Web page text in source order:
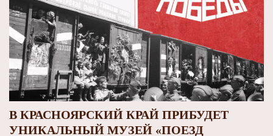
В КРАСНОЯРСКИЙ КРАЙ ПРИБУДЕТ
УНИКАЛЬНЫЙ МУЗЕЙ «ПОЕЗД